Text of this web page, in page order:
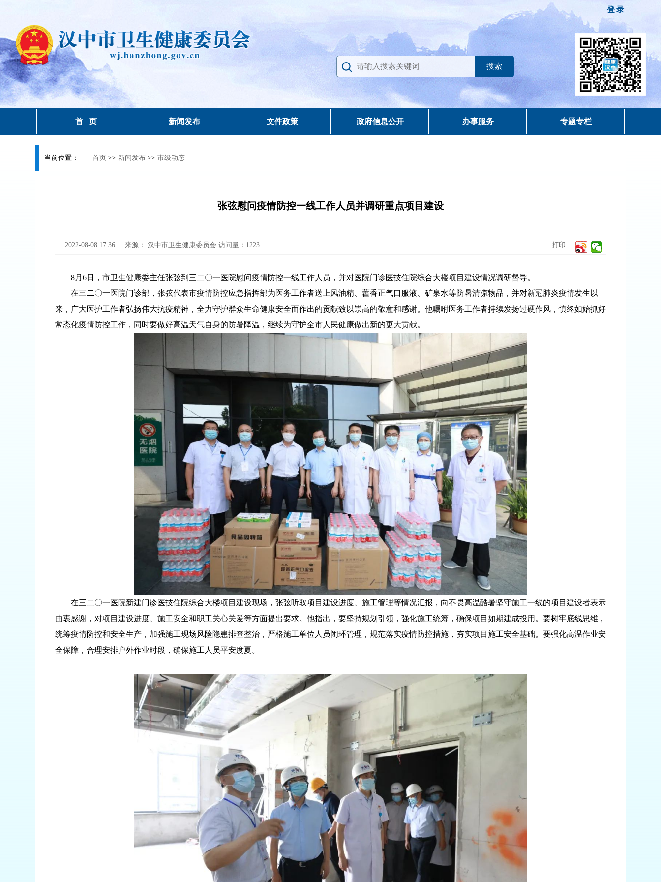
登录
首 页 新闻发布 文件政策 政府信息公开 办事服务 专题专栏
当前位置： 首页 >> 新闻发布 >> 市级动态
张弦慰问疫情防控一线工作人员并调研重点项目建设
2022-08-08 17:36 来源： 汉中市卫生健康委员会 访问量： 1223 打印
8月6日，市卫生健康委主任张弦到三二〇一医院慰问疫情防控一线工作人员，并对医院门诊医技住院综合大楼项目建设情况调研督导。
在三二〇一医院门诊部，张弦代表市疫情防控应急指挥部为医务工作者送上风油精、藿香正气口服液、矿泉水等防暑清凉物品，并对新冠肺炎疫情发生以
来，广大医护工作者弘扬伟大抗疫精神，全力守护群众生命健康安全而作出的贡献致以崇高的敬意和感谢。他嘱咐医务工作者持续发扬过硬作风，慎终如始抓好
常态化疫情防控工作，同时要做好高温天气自身的防暑降温，继续为守护全市人民健康做出新的更大贡献。
在三二〇一医院新建门诊医技住院综合大楼项目建设现场，张弦听取项目建设进度、施工管理等情况汇报，向不畏高温酷暑坚守施工一线的项目建设者表示
由衷感谢，对项目建设进度、施工安全和职工关心关爱等方面提出要求。他指出，要坚持规划引领，强化施工统筹，确保项目如期建成投用。要树牢底线思维，
统筹疫情防控和安全生产，加强施工现场风险隐患排查整治，严格施工单位人员闭环管理，规范落实疫情防控措施，夯实项目施工安全基础。要强化高温作业安
全保障，合理安排户外作业时段，确保施工人员平安度夏。